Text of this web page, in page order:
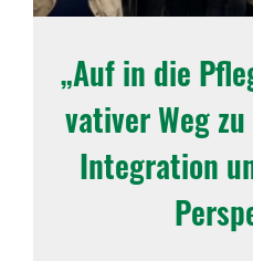
„Auf in die
va­tiver Weg
Inte­gra­tion